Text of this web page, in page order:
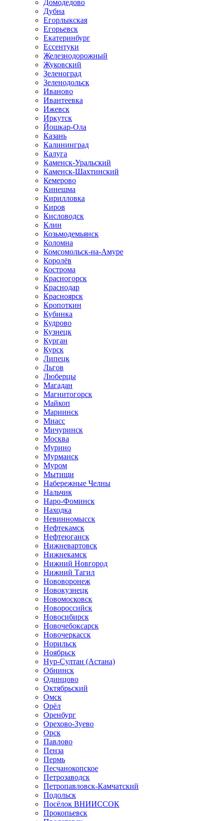
Домодедово
Дубна
Егорлыкская
Егорьевск
Екатеринбург
Ессентуки
Железнодорожный
Жуковский
Зеленоград
Зеленодольск
Иваново
Ивантеевка
Ижевск
Иркутск
Йошкар-Ола
Казань
Калининград
Калуга
Каменск-Уральский
Каменск-Шахтинский
Кемерово
Кинешма
Кирилловка
Киров
Кисловодск
Клин
Козьмодемьянск
Коломна
Комсомольск-на-Амуре
Королёв
Кострома
Красногорск
Краснодар
Красноярск
Кропоткин
Кубинка
Кудрово
Кузнецк
Курган
Курск
Липецк
Льгов
Люберцы
Магадан
Магнитогорск
Майкоп
Мариинск
Миасс
Мичуринск
Москва
Мурино
Мурманск
Муром
Мытищи
Набережные Челны
Нальчик
Наро-Фоминск
Находка
Невинномысск
Нефтекамск
Нефтеюганск
Нижневартовск
Нижнекамск
Нижний Новгород
Нижний Тагил
Нововоронеж
Новокузнецк
Новомосковск
Новороссийск
Новосибирск
Новочебоксарск
Новочеркасск
Норильск
Ноябрьск
Нур-Султан (Астана)
Обнинск
Одинцово
Октябрьский
Омск
Орёл
Оренбург
Орехово-Зуево
Орск
Павлово
Пенза
Пермь
Песчанокопское
Петрозаводск
Петропавловск-Камчатский
Подольск
Посёлок ВНИИССОК
Прокопьевск